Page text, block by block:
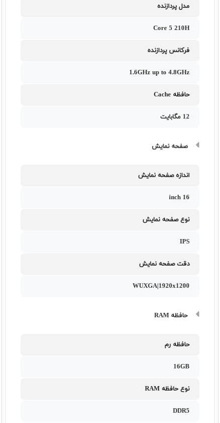
مدل پردازنده
Core 5 210H
فرکانس پردازنده
1.6GHz up to 4.8GHz
حافظه Cache
12 مگابایت
صفحه نمایش
اندازه صفحه نمایش
16 inch
نوع صفحه نمایش
IPS
دقت صفحه نمایش
WUXGA|1920x1200
حافظه RAM
حافظه رم
16GB
نوع حافظه RAM
DDR5